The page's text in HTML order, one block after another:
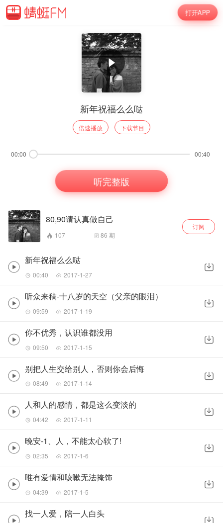
打开APP
新年祝福么么哒
倍速播放 下载节目
00:00 00:40
听完整版
80,90请认真做自己
107 86 期
订阅
新年祝福么么哒
00:40 2017-1-27
听众来稿-十八岁的天空（父亲的眼泪）
09:59 2017-1-19
你不优秀，认识谁都没用
09:50 2017-1-15
别把人生交给别人，否则你会后悔
08:49 2017-1-14
人和人的感情，都是这么变淡的
04:42 2017-1-11
晚安-1、人，不能太心软了!
02:35 2017-1-6
唯有爱情和咳嗽无法掩饰
04:39 2017-1-5
找一人爱，陪一人白头